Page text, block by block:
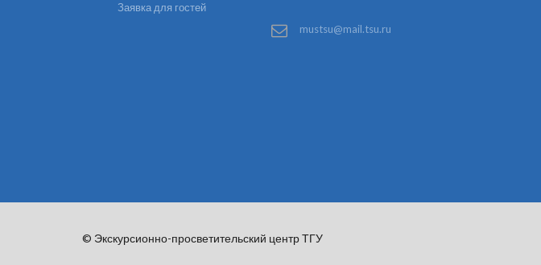
Заявка для гостей
mustsu@mail.tsu.ru
© Экскурсионно-просветительский центр ТГУ